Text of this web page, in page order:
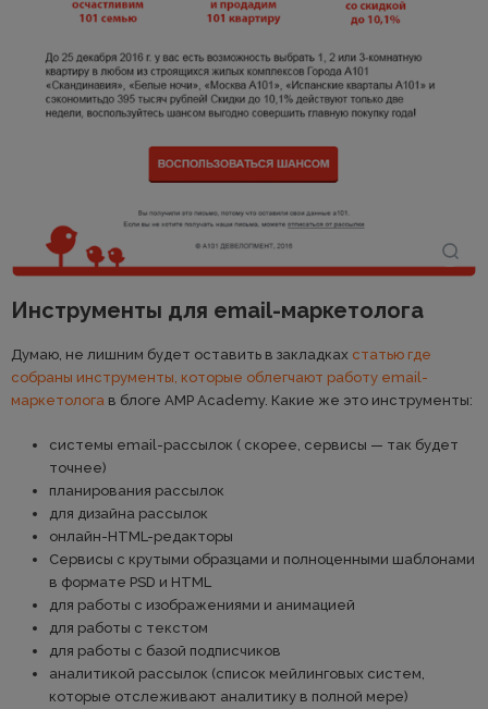
Инструменты для email-маркетолога
Думаю, не лишним будет оставить в закладках статью где
собраны инструменты, которые облегчают работу email-
маркетолога в блоге AMP Academy. Какие же это инструменты:
системы email-рассылок ( скорее, сервисы — так будет
точнее)
планирования рассылок
для дизайна рассылок
онлайн-HTML-редакторы
Сервисы с крутыми образцами и полноценными шаблонами
в формате PSD и HTML
для работы с изображениями и анимацией
для работы с текстом
для работы с базой подписчиков
аналитикой рассылок (список мейлинговых систем,
которые отслеживают аналитику в полной мере)